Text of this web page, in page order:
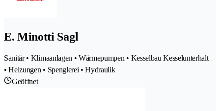
E. Minotti Sagl
Sanitär • Klimaanlagen • Wärmepumpen • Kesselbau Kesselunterhalt
• Heizungen • Spenglerei • Hydraulik
Geöffnet